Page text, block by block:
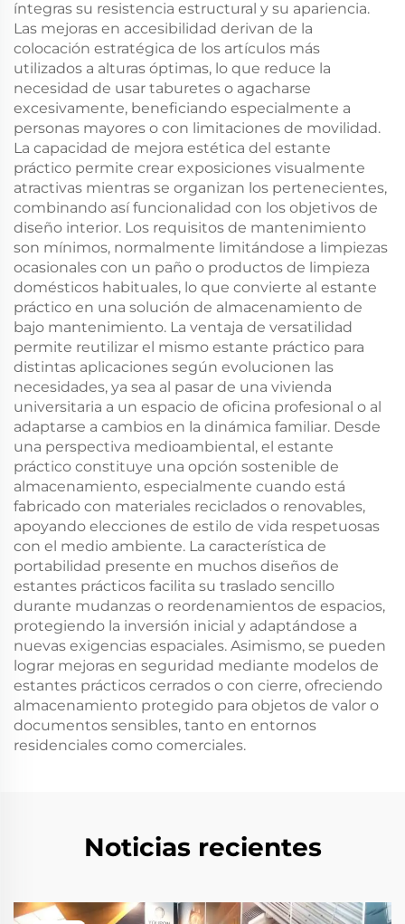
íntegras su resistencia estructural y su apariencia.
Las mejoras en accesibilidad derivan de la
colocación estratégica de los artículos más
utilizados a alturas óptimas, lo que reduce la
necesidad de usar taburetes o agacharse
excesivamente, beneficiando especialmente a
personas mayores o con limitaciones de movilidad.
La capacidad de mejora estética del estante
práctico permite crear exposiciones visualmente
atractivas mientras se organizan los pertenecientes,
combinando así funcionalidad con los objetivos de
diseño interior. Los requisitos de mantenimiento
son mínimos, normalmente limitándose a limpiezas
ocasionales con un paño o productos de limpieza
domésticos habituales, lo que convierte al estante
práctico en una solución de almacenamiento de
bajo mantenimiento. La ventaja de versatilidad
permite reutilizar el mismo estante práctico para
distintas aplicaciones según evolucionen las
necesidades, ya sea al pasar de una vivienda
universitaria a un espacio de oficina profesional o al
adaptarse a cambios en la dinámica familiar. Desde
una perspectiva medioambiental, el estante
práctico constituye una opción sostenible de
almacenamiento, especialmente cuando está
fabricado con materiales reciclados o renovables,
apoyando elecciones de estilo de vida respetuosas
con el medio ambiente. La característica de
portabilidad presente en muchos diseños de
estantes prácticos facilita su traslado sencillo
durante mudanzas o reordenamientos de espacios,
protegiendo la inversión inicial y adaptándose a
nuevas exigencias espaciales. Asimismo, se pueden
lograr mejoras en seguridad mediante modelos de
estantes prácticos cerrados o con cierre, ofreciendo
almacenamiento protegido para objetos de valor o
documentos sensibles, tanto en entornos
residenciales como comerciales.
Noticias recientes